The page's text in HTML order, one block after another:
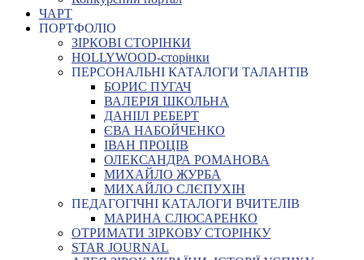
ЧАРТ
ПОРТФОЛІО
ЗІРКОВІ СТОРІНКИ
HOLLYWOOD-сторінки
ПЕРСОНАЛЬНІ КАТАЛОГИ ТАЛАНТІВ
БОРИС ПУГАЧ
ВАЛЕРІЯ ШКОЛЬНА
ДАНІІЛ РЕБЕРТ
ЄВА НАБОЙЧЕНКО
ІВАН ПРОЦІВ
ОЛЕКСАНДРА РОМАНОВА
МИХАЙЛО ЖУРБА
МИХАЙЛО СЛЄПУХІН
ПЕДАГОГІЧНІ КАТАЛОГИ ВЧИТЕЛІВ
МАРИНА СЛЮСАРЕНКО
ОТРИМАТИ ЗІРКОВУ СТОРІНКУ
STAR JOURNAL